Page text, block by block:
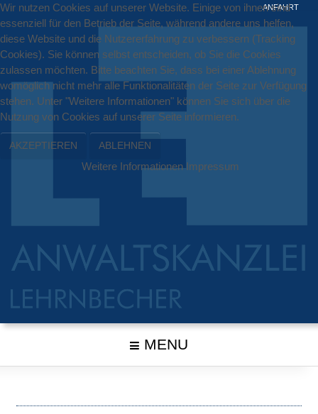
ANFAHRT
MENU
Wir nutzen Cookies auf unserer Website. Einige von ihnen sind
essenziell für den Betrieb der Seite, während andere uns helfen,
diese Website und die Nutzererfahrung zu verbessern (Tracking
Cookies). Sie können selbst entscheiden, ob Sie die Cookies
zulassen möchten. Bitte beachten Sie, dass bei einer Ablehnung
womöglich nicht mehr alle Funktionalitäten der Seite zur Verfügung
stehen. Unter "Weitere Informationen" können Sie sich über die
Nutzung von Cookies auf unserer Seite informieren.
AKZEPTIEREN ABLEHNEN
Weitere Informationen Impressum